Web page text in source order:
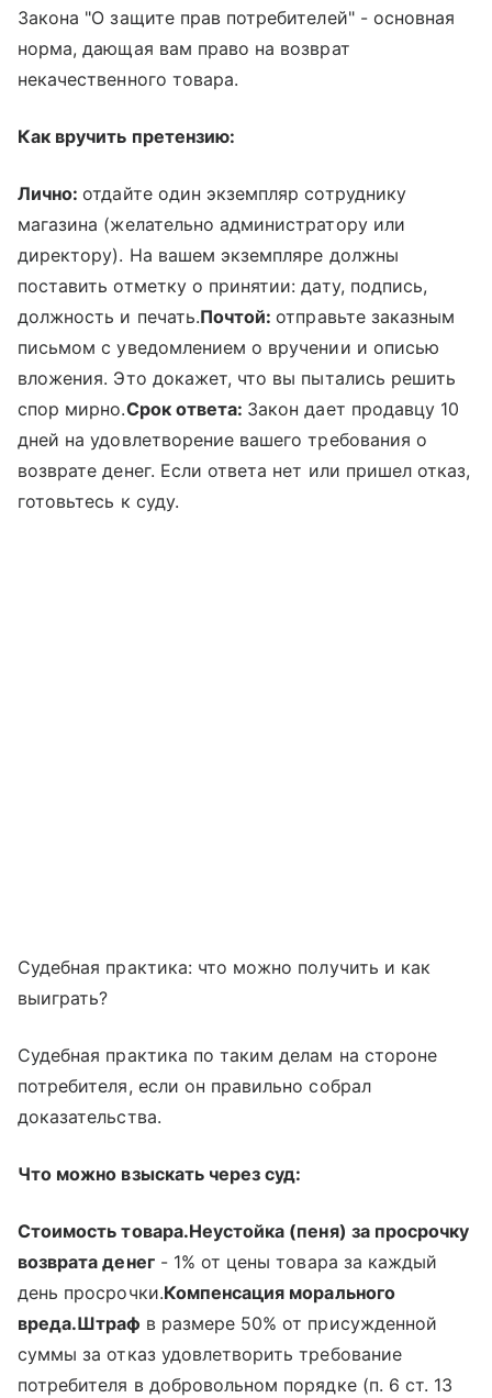
Закона "О защите прав потребителей" - основная
норма, дающая вам право на возврат
некачественного товара.
Как вручить претензию:
Лично:отдайте один экземпляр сотруднику
магазина (желательно администратору или
директору). На вашем экземпляре должны
поставить отметку о принятии: дату, подпись,
должность и печать.Почтой:отправьте заказным
письмом с уведомлением о вручении и описью
вложения. Это докажет, что вы пытались решить
спор мирно.Срок ответа: Закон дает продавцу 10
дней на удовлетворение вашего требования о
возврате денег. Если ответа нет или пришел отказ,
готовьтесь к суду.
Судебная практика: что можно получить и как
выиграть?
Судебная практика по таким делам на стороне
потребителя, если он правильно собрал
доказательства.
Что можно взыскать через суд:
Стоимость товара.Неустойка (пеня) за просрочку
возврата денег- 1% от цены товара за каждый
день просрочки.Компенсация морального
вреда.Штраф в размере 50% от присужденной
суммы за отказ удовлетворить требование
потребителя в добровольном порядке (п. 6 ст. 13